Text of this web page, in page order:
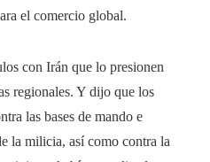
el comercio global.
con Irán que lo presionen
regionales. Y dijo que los
las bases de mando e
la milicia, así como contra la